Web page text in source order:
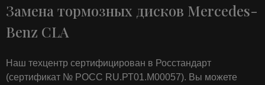
Замена тормозных дисков Mercedes-
Benz CLA
Наш техцентр сертифицирован в Росстандарт
(сертификат № РОСС RU.РТ01.М00057). Вы можете